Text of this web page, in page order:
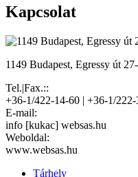
Kapcsolat
1149 Budapest, Egressy út
Tel.|Fax.::
+36-1/422-14-60 | +36-1/
E-mail:
info [kukac] websas.hu
Weboldal:
www.websas.hu
Tárhely